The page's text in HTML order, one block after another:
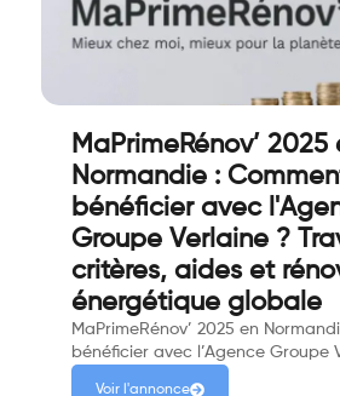
MaPrimeRénov’ 2025
Normandie :
bénéficier avec
Groupe Verlaine ?
critères, aides et
énergétique globale
MaPrimeRénov’ 2025 en
bénéficier avec l’Agence Groupe
Voir l'annonce